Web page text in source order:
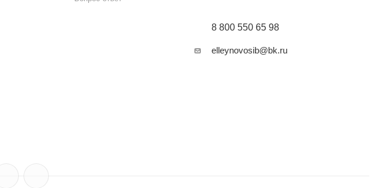
8 800 550 65 98
elleynovosib@bk.ru